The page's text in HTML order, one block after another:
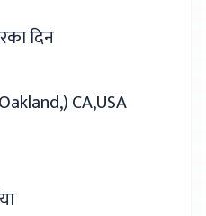
दिन
CA,USA